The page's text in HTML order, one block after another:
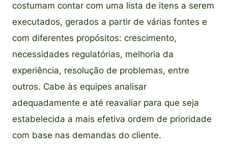
costumam contar com uma lista de itens a serem
executados, gerados a partir de várias fontes e
com diferentes propósitos: crescimento,
necessidades regulatórias, melhoria da
experiência, resolução de problemas, entre
outros. Cabe às equipes analisar
adequadamente e até reavaliar para que seja
estabelecida a mais efetiva ordem de prioridade
com base nas demandas do cliente.